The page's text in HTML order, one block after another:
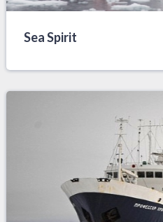
Sea Spirit